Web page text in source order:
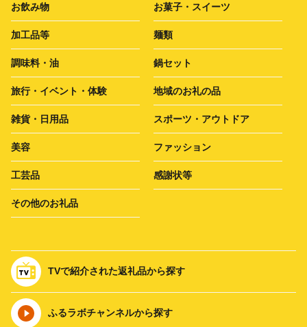
お飲み物 お菓子・スイーツ
加工品等 麺類
調味料・油 鍋セット
旅行・イベント・体験 地域のお礼の品
雑貨・日用品 スポーツ・アウトドア
美容 ファッション
工芸品 感謝状等
その他のお礼品
TVで紹介された返礼品から探す
ふるラボチャンネルから探す